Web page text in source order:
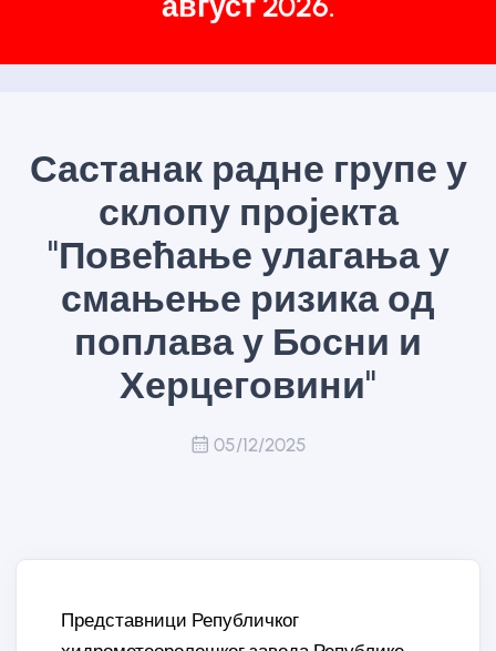
Састанак радне групе у
склопу пројекта
"Повећање улагања у
смањење ризика од
поплава у Босни и
Херцеговини"
05/12/2025
Представници Републичког